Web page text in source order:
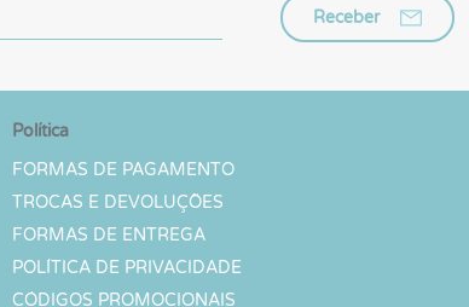
Receber
Política
FORMAS DE PAGAMENTO
TROCAS E DEVOLUÇÕES
FORMAS DE ENTREGA
POLÍTICA DE PRIVACIDADE
CÓDIGOS PROMOCIONAIS